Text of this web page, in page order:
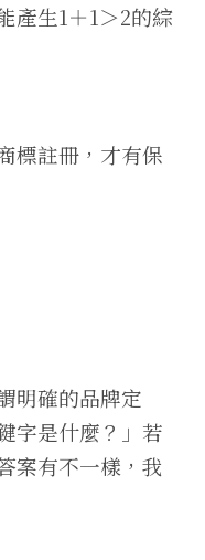
產生1＋1＞2的綜
標註冊，才有保
明確的品牌定
字是什麼？」若
案有不一樣，我